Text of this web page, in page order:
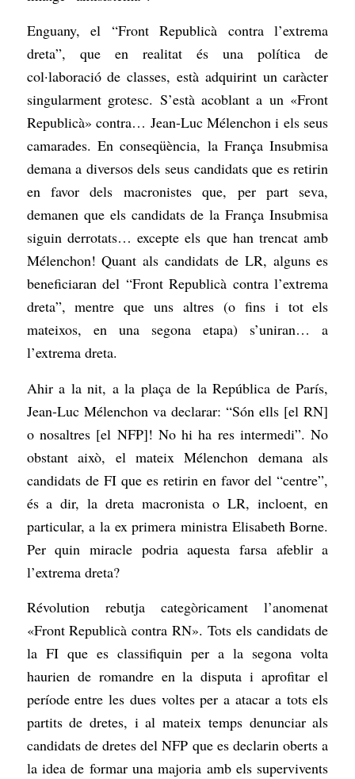
Enguany, el “Front Republicà contra l’extrema
dreta”, que en realitat és una política de
col·laboració de classes, està adquirint un caràcter
singularment grotesc. S’està acoblant a un «Front
Republicà» contra… Jean-Luc Mélenchon i els seus
camarades. En conseqüència, la França Insubmisa
demana a diversos dels seus candidats que es retirin
en favor dels macronistes que, per part seva,
demanen que els candidats de la França Insubmisa
siguin derrotats… excepte els que han trencat amb
Mélenchon! Quant als candidats de LR, alguns es
beneficiaran del “Front Republicà contra l’extrema
dreta”, mentre que uns altres (o fins i tot els
mateixos, en una segona etapa) s’uniran… a
l’extrema dreta.
Ahir a la nit, a la plaça de la República de París,
Jean-Luc Mélenchon va declarar: “Són ells [el RN]
o nosaltres [el NFP]! No hi ha res intermedi”. No
obstant això, el mateix Mélenchon demana als
candidats de FI que es retirin en favor del “centre”,
és a dir, la dreta macronista o LR, incloent, en
particular, a la ex primera ministra Elisabeth Borne.
Per quin miracle podria aquesta farsa afeblir a
l’extrema dreta?
Révolution rebutja categòricament l’anomenat
«Front Republicà contra RN». Tots els candidats de
la FI que es classifiquin per a la segona volta
haurien de romandre en la disputa i aprofitar el
període entre les dues voltes per a atacar a tots els
partits de dretes, i al mateix temps denunciar als
candidats de dretes del NFP que es declarin oberts a
la idea de formar una majoria amb els supervivents